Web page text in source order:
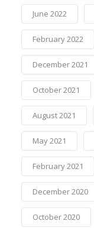
June 2022
February 2022
December 2021
October 2021
August 2021
May 2021
February 2021
December 2020
October 2020